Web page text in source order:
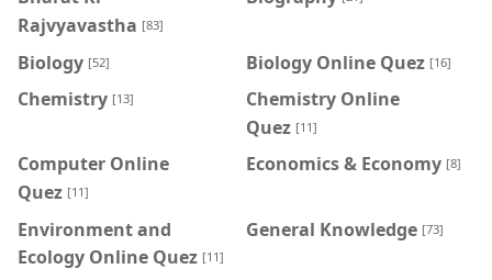
Rajvyavastha [83]
Biology [52] Biology Online Quez [16]
Chemistry [13]
Chemistry Online
Quez [11]
Computer Online
Quez [11]
Economics & Economy [8]
Environment and
Ecology Online Quez [11]
General Knowledge [73]